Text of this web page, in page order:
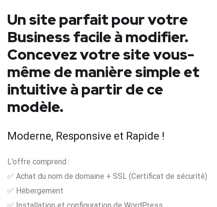
Un site parfait pour votre
Business facile à modifier.
Concevez votre site vous-
même de manière simple et
intuitive à partir de ce
modèle.
Moderne, Responsive et Rapide !
L’offre comprend :
✅ Achat du nom de domaine + SSL (Certificat de sécurité)
✅ Hébergement
✅ Installation et configuration de WordPress